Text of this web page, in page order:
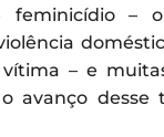
feminicídio –
– e
avanço desse